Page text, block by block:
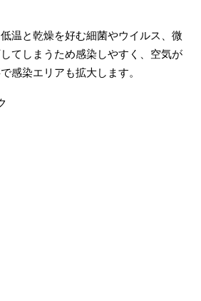
温と乾燥を好む細菌やウイルス、微
てしまうため感染しやすく、空気が
感染エリアも拡大します。